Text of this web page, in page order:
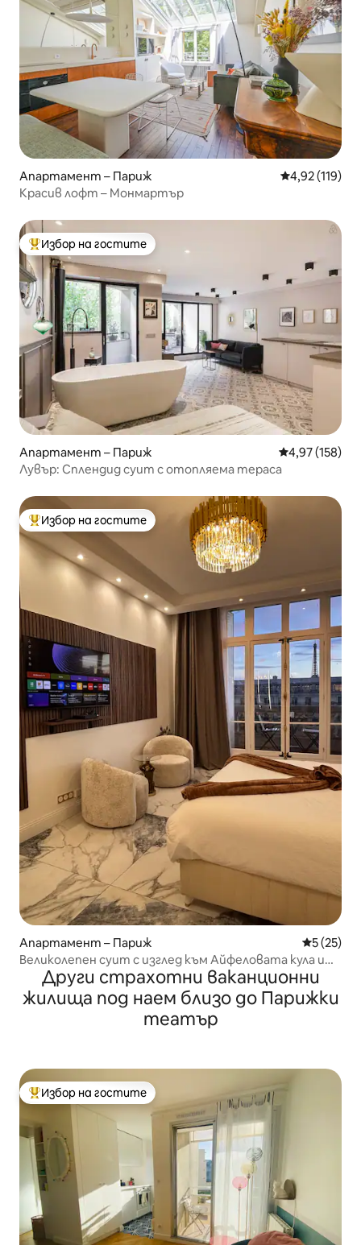
Апартамент – Париж Средна
4,92 (119)
Красив лофт – Монмартър
Най-популярен избор на гостите
Избор на гостите
Апартамент – Париж Средна
4,97 (158)
Лувър: Сплендид суит с отопляема тераса
Най-популярен избор на гостите
Избор на гостите
Апартамент – Париж Средна
5 (25)
Великолепен суит с изглед към Айфеловата кула и
Шанз-Елизе, с климатик
Други страхотни ваканционни
жилища под наем близо до Парижки
театър
Най-популярен избор на гостите
Избор на гостите